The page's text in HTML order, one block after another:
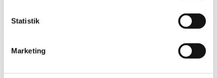
Statistik
Marketing
Vi sørger for at få stoppet skaden med det samme, uanset
forsikringsselskab, så de kan få et overblik over skadens
omgang. Vi har et bredt netværk af professionelle